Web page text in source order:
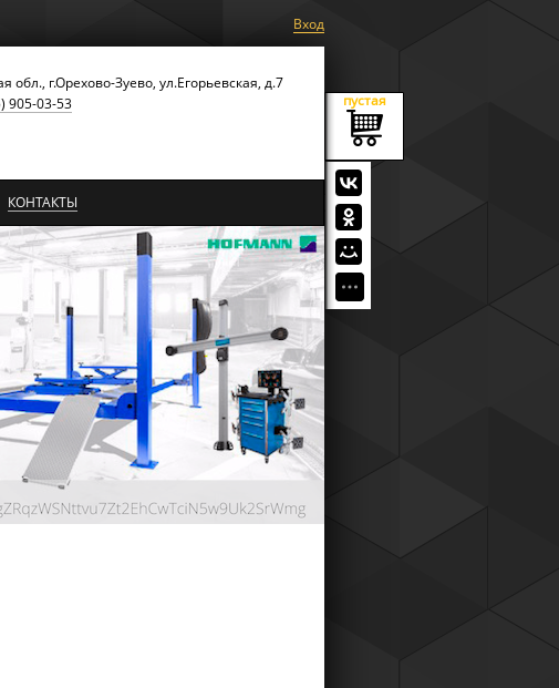
Вход
пустая
обл., г.Орехово-Зуево, ул.Егорьевская, д.7
905-03-53
КОНТАКТЫ